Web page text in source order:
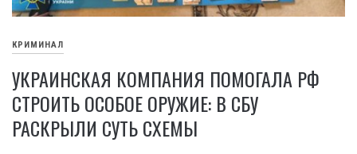
КРИМИНАЛ
УКРАИНСКАЯ КОМПАНИЯ ПОМОГАЛА РФ
СТРОИТЬ ОСОБОЕ ОРУЖИЕ: В СБУ
РАСКРЫЛИ СУТЬ СХЕМЫ